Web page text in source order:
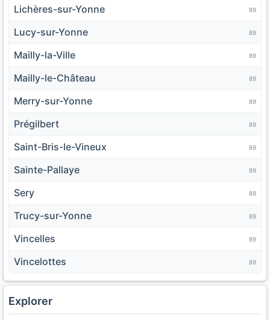
Lichères-sur-Yonne 89
Lucy-sur-Yonne 89
Mailly-la-Ville 89
Mailly-le-Château 89
Merry-sur-Yonne 89
Prégilbert 89
Saint-Bris-le-Vineux 89
Sainte-Pallaye 89
Sery 89
Trucy-sur-Yonne 89
Vincelles 89
Vincelottes 89
Explorer